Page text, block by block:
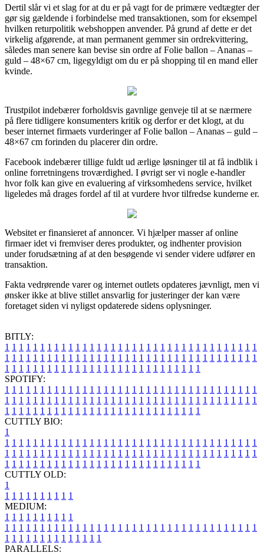
Dertil slår vi et slag for at du er på vagt for de primære vedtægter der
gør sig gældende i forbindelse med transaktionen, som for eksempel
hvilken returpolitik webshoppen anvender. På grund af dette er det
virkelig afgørende, at man permanent gemmer sin ordrekvittering,
således man senere kan bevise sin ordre af Folie ballon – Ananas –
guld – 48×67 cm, ligegyldigt om du er på shopping til en mand eller
kvinde.
Trustpilot indebærer forholdsvis gavnlige genveje til at se nærmere
på flere tidligere konsumenters kritik og derfor er det klogt, at du
beser internet firmaets vurderinger af Folie ballon – Ananas – guld –
48×67 cm forinden du placerer din ordre.
Facebook indebærer tillige fuldt ud ærlige løsninger til at få indblik i
online forretningens troværdighed. I øvrigt ser vi nogle e-handler
hvor folk kan give en evaluering af virksomhedens service, hvilket
ligeledes må drages fordel af til at vurdere hvor tilfredse kunderne er.
Websitet er finansieret af annoncer. Vi hjælper masser af online
firmaer idet vi fremviser deres produkter, og indhenter provision
under forudsætning af at den besøgende vi sender videre udfører en
transaktion.
Fakta vedrørende varer og internet outlets opdateres jævnligt, men vi
ønsker ikke at blive stillet ansvarlig for justeringer der kan være
foretaget siden vi nyligst opdaterede sidens oplysninger.
BITLY:
1 1 1 1 1 1 1 1 1 1 1 1 1 1 1 1 1 1 1 1 1 1 1 1 1 1 1 1 1 1 1 1 1 1 1 1
1 1 1 1 1 1 1 1 1 1 1 1 1 1 1 1 1 1 1 1 1 1 1 1 1 1 1 1 1 1 1 1 1 1 1 1
1 1 1 1 1 1 1 1 1 1 1 1 1 1 1 1 1 1 1 1 1 1 1 1 1 1 1 1
SPOTIFY:
1 1 1 1 1 1 1 1 1 1 1 1 1 1 1 1 1 1 1 1 1 1 1 1 1 1 1 1 1 1 1 1 1 1 1 1
1 1 1 1 1 1 1 1 1 1 1 1 1 1 1 1 1 1 1 1 1 1 1 1 1 1 1 1 1 1 1 1 1 1 1 1
1 1 1 1 1 1 1 1 1 1 1 1 1 1 1 1 1 1 1 1 1 1 1 1 1 1 1 1
CUTTLY BIO:
1
1 1 1 1 1 1 1 1 1 1 1 1 1 1 1 1 1 1 1 1 1 1 1 1 1 1 1 1 1 1 1 1 1 1 1 1
1 1 1 1 1 1 1 1 1 1 1 1 1 1 1 1 1 1 1 1 1 1 1 1 1 1 1 1 1 1 1 1 1 1 1 1
1 1 1 1 1 1 1 1 1 1 1 1 1 1 1 1 1 1 1 1 1 1 1 1 1 1 1 1
CUTTLY OLD:
1
1 1 1 1 1 1 1 1 1 1
MEDIUM:
1 1 1 1 1 1 1 1 1 1
1 1 1 1 1 1 1 1 1 1 1 1 1 1 1 1 1 1 1 1 1 1 1 1 1 1 1 1 1 1 1 1 1 1 1 1
1 1 1 1 1 1 1 1 1 1 1 1 1 1
PARALLELS: